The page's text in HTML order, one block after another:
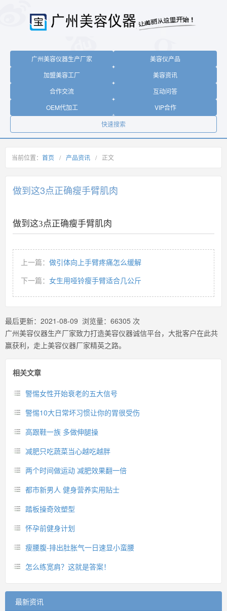
广州美容仪器生产厂家
美容仪产品
加盟美容工厂
美容资讯
合作交流
互动问答
OEM代加工
VIP合作
快速搜索
当前位置： 首页 / 产品资讯 / 正文
做到这3点正确瘦手臂肌肉
做到这3点正确瘦手臂肌肉
上一篇： 做引体向上手臂疼痛怎么缓解
下一篇： 女生用哑铃瘦手臂适合几公斤
最后更新： 2021-08-09 浏览量： 66305 次
广州美容仪器生产厂家致力打造美容仪器诚信平台，大批客户在此共
赢获利，走上美容仪器厂家精英之路。
相关文章
警惕女性开始衰老的五大信号
警惕10大日常坏习惯让你的胃很受伤
高跟鞋一族 多做伸腿操
减肥只吃蔬菜当心越吃越胖
两个时间做运动 减肥效果翻一倍
都市新男人 健身营养实用贴士
踏板操奇效塑型
怀孕前健身计划
瘦腰腹-排出肚胀气一日速显小蛮腰
怎么练宽肩？这就是答案！
最新资讯